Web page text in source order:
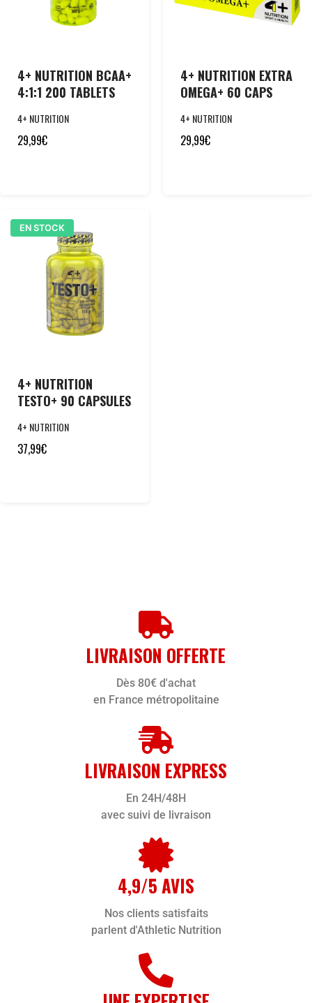
4+ NUTRITION BCAA+
4:1:1 200 TABLETS
4+ NUTRITION
29,99€
4+ NUTRITION EXTRA
OMEGA+ 60 CAPS
4+ NUTRITION
29,99€
EN STOCK
4+ NUTRITION
TESTO+ 90 CAPSULES
4+ NUTRITION
37,99€
LIVRAISON OFFERTE
Dès 80€ d'achat
en France métropolitaine
LIVRAISON EXPRESS
En 24H/48H
avec suivi de livraison
4,9/5 AVIS
Nos clients satisfaits
parlent d'Athletic Nutrition